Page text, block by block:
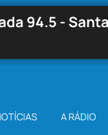
94.5 -
A RÁDIO